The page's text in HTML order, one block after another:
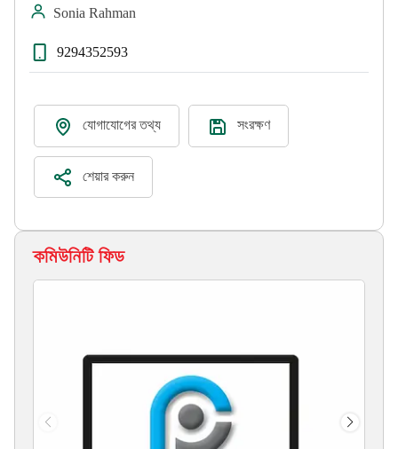
Sonia Rahman
9294352593
যোগাযোগের তথ্য সংরক্ষণ
শেয়ার করুন
কমিউনিটি ফিড